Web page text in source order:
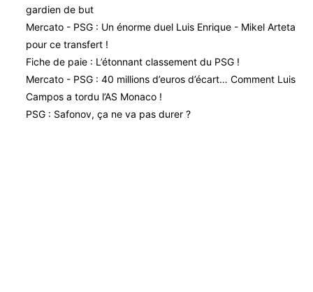
gardien de but
Mercato - PSG : Un énorme duel Luis Enrique - Mikel Arteta
pour ce transfert !
Fiche de paie : L’étonnant classement du PSG !
Mercato - PSG : 40 millions d’euros d’écart… Comment Luis
Campos a tordu l’AS Monaco !
PSG : Safonov, ça ne va pas durer ?